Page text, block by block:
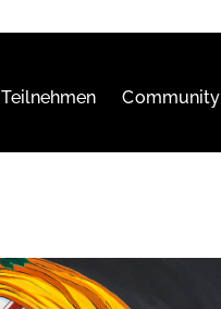
Teilnehmen Community